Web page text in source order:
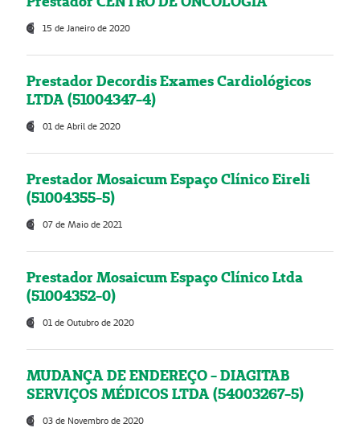
15 de Janeiro de 2020
Prestador Decordis Exames Cardiológicos
LTDA (51004347-4)
01 de Abril de 2020
Prestador Mosaicum Espaço Clínico Eireli
(51004355-5)
07 de Maio de 2021
Prestador Mosaicum Espaço Clínico Ltda
(51004352-0)
01 de Outubro de 2020
MUDANÇA DE ENDEREÇO - DIAGITAB
SERVIÇOS MÉDICOS LTDA (54003267-5)
03 de Novembro de 2020